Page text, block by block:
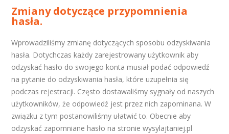
Zmiany dotyczące przypomnienia
hasła.
Wprowadziliśmy zmianę dotyczących sposobu odzyskiwania
hasła. Dotychczas każdy zarejestrowany użytkownik aby
odzyskać hasło do swojego konta musiał podać odpowiedź
na pytanie do odzyskiwania hasła, które uzupełnia się
podczas rejestracji. Często dostawaliśmy sygnały od naszych
użytkowników, że odpowiedź jest przez nich zapominana. W
związku z tym postanowiliśmy ułatwić to. Obecnie aby
odzyskać zapomniane hasło na stronie wysylajtaniej.pl